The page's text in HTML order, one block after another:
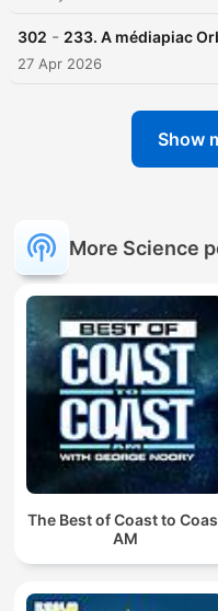
302 - 233. A médiapiac
27 Apr 2026
Show
More Science
The Best of Coast to
AM